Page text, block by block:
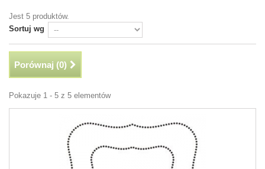
Jest 5 produktów.
Sortuj wg
Porównaj (0)
Pokazuje 1 - 5 z 5 elementów